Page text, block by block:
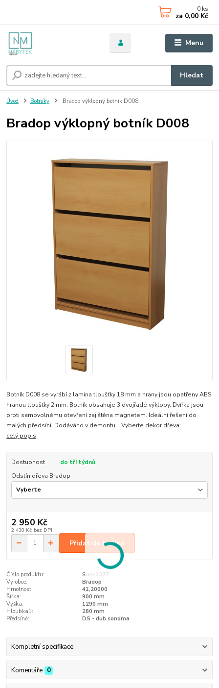
Menu
Hledat
0 ks
za 0,00 Kč
Úvod Botníky Bradop výklopný botník D008
Bradop výklopný botník D008
Botník D008 se vyrábí z lamina tloušťky 18 mm a hrany jsou opatřeny ABS
hranou tloušťky 2 mm. Botník obsahuje 3 dvojřadé výklopy. Dvířka jsou
proti samovolnému otevření zajištěna magnetem. Ideální řešení do
malých předsíní. Dodáváno v demontu. Vyberte dekor dřeva:
celý popis
Dostupnost
do tří týdnů
Odstín dřeva Bradop
2 950 Kč
2 438 Kč bez DPH
Přidat do košíku
Číslo produktu:
Sun-2377
Výrobce:
Bradop
Hmotnost:
41,20000
Šířka:
900 mm
Výška:
1290 mm
Hloubka1:
280 mm
Předsíně:
DS - dub sonoma
Kompletní specifikace
Komentáře 0